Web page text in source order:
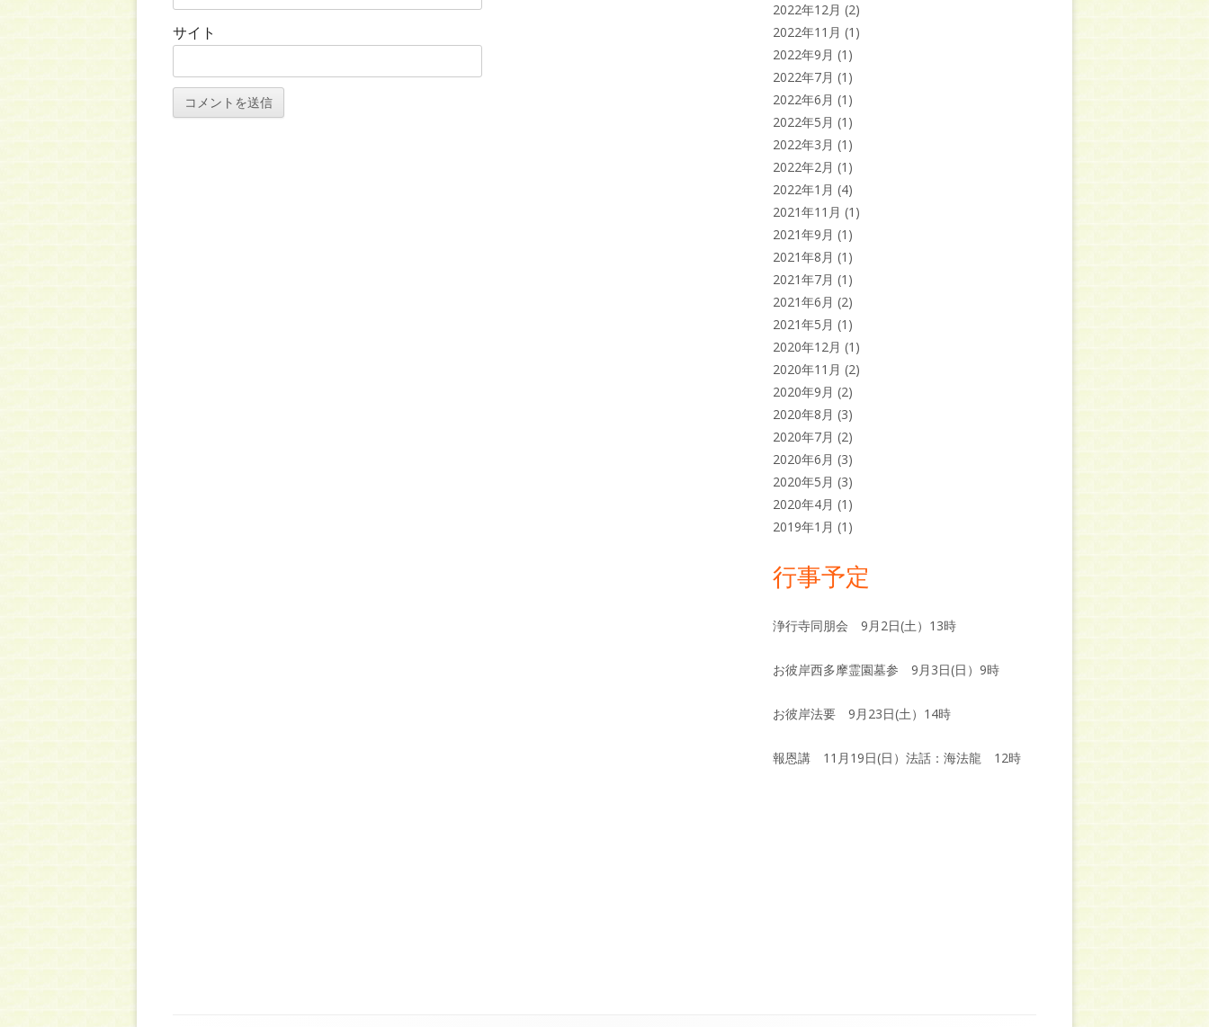
サイト
2022年12月 (2)
2022年11月 (1)
2022年9月 (1)
2022年7月 (1)
2022年6月 (1)
2022年5月 (1)
2022年3月 (1)
2022年2月 (1)
2022年1月 (4)
2021年11月 (1)
2021年9月 (1)
2021年8月 (1)
2021年7月 (1)
2021年6月 (2)
2021年5月 (1)
2020年12月 (1)
2020年11月 (2)
2020年9月 (2)
2020年8月 (3)
2020年7月 (2)
2020年6月 (3)
2020年5月 (3)
2020年4月 (1)
2019年1月 (1)
行事予定
浄行寺同朋会 9月2日(土）13時
お彼岸西多摩霊園墓参 9月3日(日）9時
お彼岸法要 9月23日(土）14時
報恩講 11月19日(日）法話：海法龍 12時